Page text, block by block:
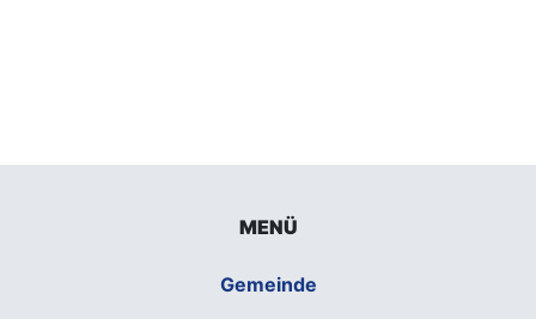
MENÜ
Gemeinde